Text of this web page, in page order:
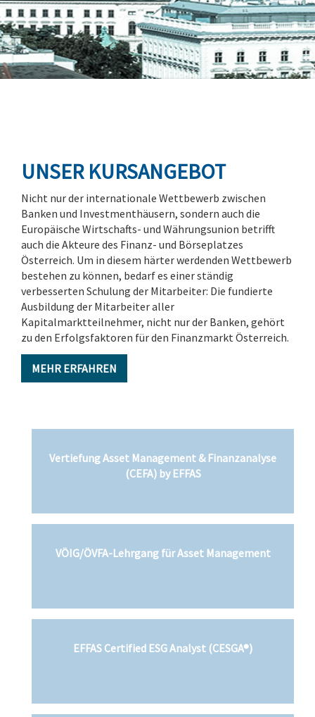
UNSER KURSANGEBOT
Nicht nur der internationale Wettbewerb zwischen
Banken und Investmenthäusern, sondern auch die
Europäische Wirtschafts- und Währungsunion betrifft
auch die Akteure des Finanz- und Börseplatzes
Österreich. Um in diesem härter werdenden Wettbewerb
bestehen zu können, bedarf es einer ständig
verbesserten Schulung der Mitarbeiter: Die fundierte
Ausbildung der Mitarbeiter aller
Kapitalmarktteilnehmer, nicht nur der Banken, gehört
zu den Erfolgsfaktoren für den Finanzmarkt Österreich.
MEHR ERFAHREN
Vertiefung Asset Management & Finanzanalyse
(CEFA) by EFFAS
VÖIG/ÖVFA-Lehrgang für Asset Management
EFFAS Certified ESG Analyst (CESGA®)